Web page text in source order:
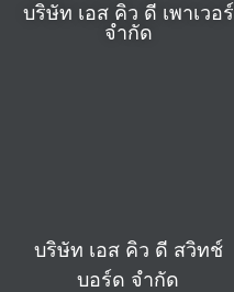
บริษัท เอส คิว ดี เพาเวอร์
จำกัด
บริษัท เอส คิว ดี สวิทช์
บอร์ด จำกัด